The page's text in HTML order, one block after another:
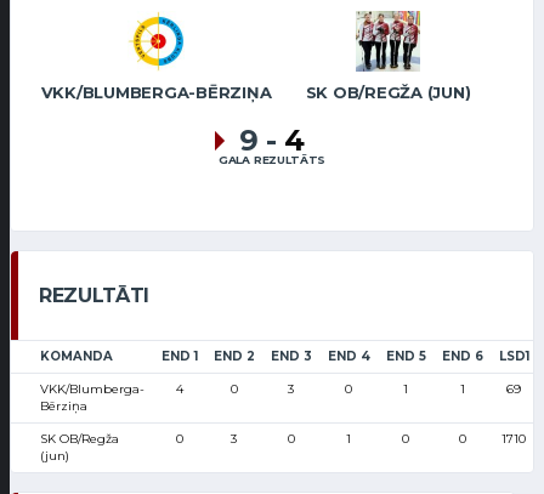
VKK/BLUMBERGA-BĒRZIŅA SK OB/REGŽA (JUN)
9 - 4
GALA REZULTĀTS
REZULTĀTI
KOMANDA END 1 END 2 END 3 END 4 END 5 END 6 LSD1
VKK/Blumberga-
Bērziņa
4 0 3 0 1 1 69
SK OB/Regža
(jun)
0 3 0 1 0 0 1710